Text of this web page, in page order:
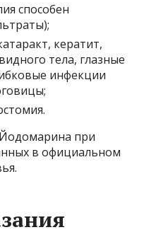
способен
кератит,
тела, глазные
инфекции
при
в официальном